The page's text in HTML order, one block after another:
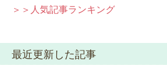
＞＞人気記事ランキング
最近更新した記事